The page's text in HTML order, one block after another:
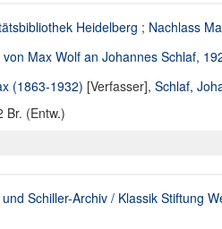
Heidelberg ; Nachlass
von Max Wolf an Johannes Schlaf,
(1863-1932) [Verfasser], Schlaf,
Br. (Entw.)
Schiller-Archiv / Klassik Stiftung